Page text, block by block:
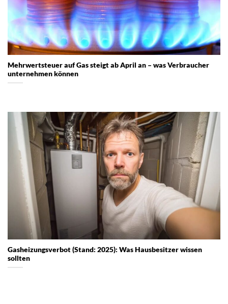
Mehrwertsteuer auf Gas steigt ab April an – was Verbraucher
unternehmen können
Gasheizungsverbot (Stand: 2025): Was Hausbesitzer wissen
sollten